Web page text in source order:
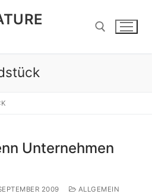
nach:
Unternehmen
2009
ALLGEMEIN